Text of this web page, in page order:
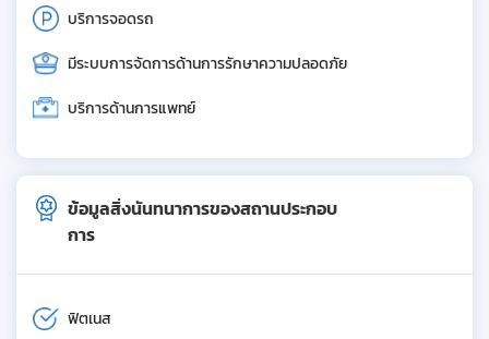
บริการจอดรถ
มีระบบการจัดการด้านการรักษาความปลอดภัย
บริการด้านการแพทย์
ข้อมูลสิ่งนันทนาการของสถานประกอบ
การ
ฟิตเนส